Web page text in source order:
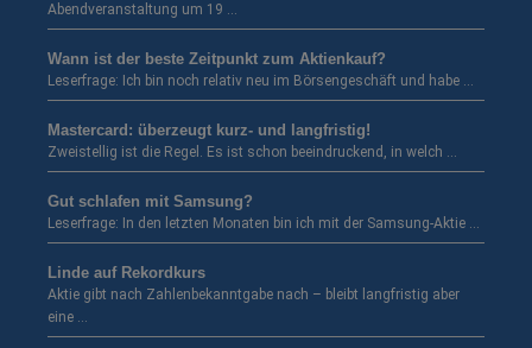
Abendveranstaltung um 19 …
Wann ist der beste Zeitpunkt zum Aktienkauf?
Leserfrage: Ich bin noch relativ neu im Börsengeschäft und habe …
Mastercard: überzeugt kurz- und langfristig!
Zweistellig ist die Regel. Es ist schon beeindruckend, in welch …
Gut schlafen mit Samsung?
Leserfrage: In den letzten Monaten bin ich mit der Samsung-Aktie …
Linde auf Rekordkurs
Aktie gibt nach Zahlenbekanntgabe nach – bleibt langfristig aber
eine …